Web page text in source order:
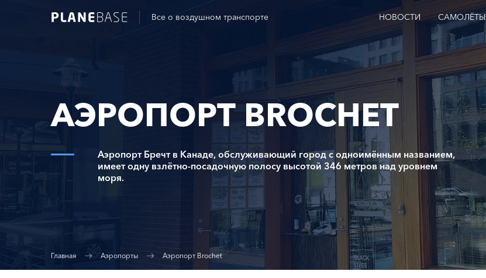
Все о воздушном транспорте НОВОСТИ САМОЛЁТЫ
АЭРОПОРТ BROCHET
Аэропорт Бречт в Канаде, обслуживающий город с одноимённым названием,
имеет одну взлётно-посадочную полосу высотой 346 метров над уровнем
моря.
Главная Аэропорты Аэропорт Brochet